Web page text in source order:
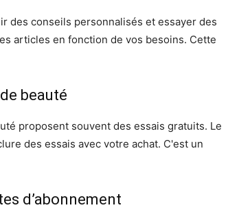
des conseils personnalisés et essayer des
articles en fonction de vos besoins. Cette
beauté
proposent souvent des essais gratuits. Le
des essais avec votre achat. C'est un
d’abonnement